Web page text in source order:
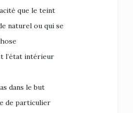
que le teint
naturel ou qui se
l’état intérieur
dans le but
de particulier